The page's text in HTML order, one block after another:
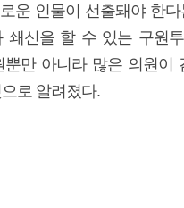
운 인물이 선출돼야 한
쇄신을 할 수 있는 구원
뿐만 아니라 많은 의원이
로 알려졌다.